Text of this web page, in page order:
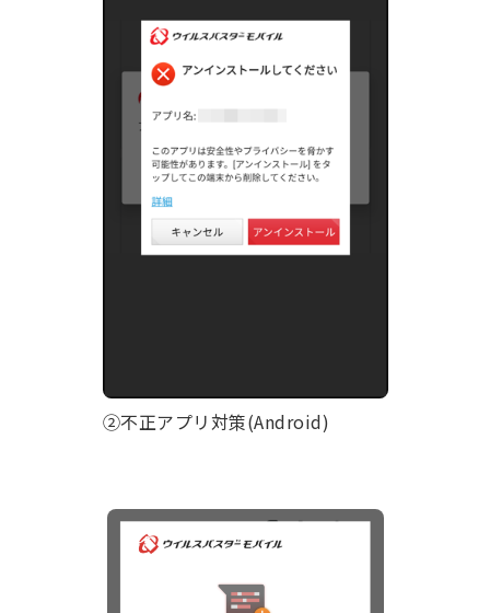
②不正アプリ対策(Android)